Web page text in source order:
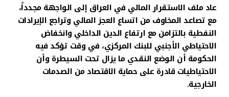
عاد ملف الاستقرار المالي في العراق إلى الواجهة مجدداً،
مع تصاعد المخاوف من اتساع العجز المالي وتراجع الإيرادات
النفطية بالتزامن مع ارتفاع الدين الداخلي وانخفاض
الاحتياطي الأجنبي للبنك المركزي، في وقت تؤكد فيه
الحكومة أن الوضع النقدي ما يزال تحت السيطرة وأن
الاحتياطيات قادرة على حماية الاقتصاد من الصدمات
الخارجية.